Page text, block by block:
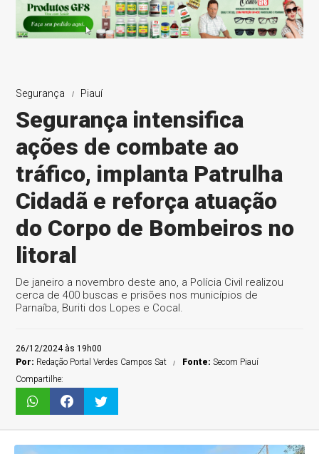
Segurança Piauí
Segurança intensifica
ações de combate ao
tráfico, implanta Patrulha
Cidadã e reforça atuação
do Corpo de Bombeiros no
litoral
De janeiro a novembro deste ano, a Polícia Civil realizou
cerca de 400 buscas e prisões nos municípios de
Parnaíba, Buriti dos Lopes e Cocal.
26/12/2024 às 19h00
Por: Redação Portal Verdes Campos Sat Fonte:Secom Piauí
Compartilhe: